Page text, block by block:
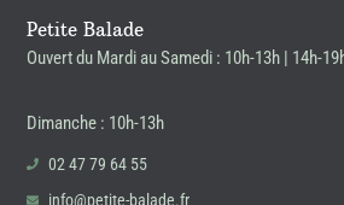
Petite Balade
Ouvert du Mardi au Samedi : 10h-13h | 14h-
Dimanche : 10h-13h
02 47 79 64 55
info@petite-balade.fr